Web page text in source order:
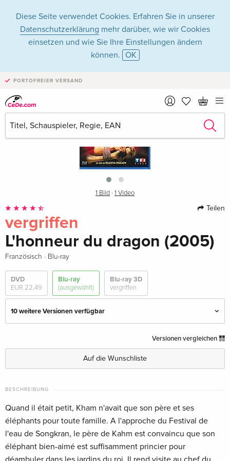
Diese Seite verwendet Cookies. Erfahren Sie in unserer
Datenschutzerklärung mehr darüber, wie wir Cookies
einsetzen und wie Sie Ihre Einstellungen ändern
können. OK
PORTOFREIER VERSAND
1 Bild · 1 Video
Teilen
vergriffen
L'honneur du dragon (2005)
Französisch · Blu-ray
DVD
EUR 22,49
Blu-ray
(ausgewählt)
Blu-ray 3D
vergriffen
10 weitere Versionen verfügbar
EUR 23,49
Deutsch
Cover A, Year of the Dragon Edition, Limited
Edition, Mediabook, Blu-ray + 2 DVDs
Deutsch
EUR 67,49
Versionen vergleichen
Auf die Wunschliste
BESCHREIBUNG
Quand il était petit, Kham n'avait que son père et ses
éléphants pour toute famille. A l'approche du Festival de
l'eau de Songkran, le père de Kahm est convaincu que son
éléphant bien-aimé est suffisamment princier pour